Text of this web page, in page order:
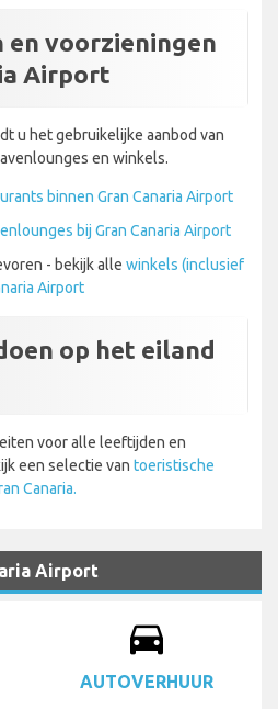
en voorzieningen
Airport
u het gebruikelijke aanbod van
en winkels.
binnen Gran Canaria Airport
bij Gran Canaria Airport
- bekijk alle winkels (inclusief
Airport
op het eiland
voor alle leeftijden en
een selectie van toeristische
Canaria.
Airport
drive_eta
AUTOVERHUUR